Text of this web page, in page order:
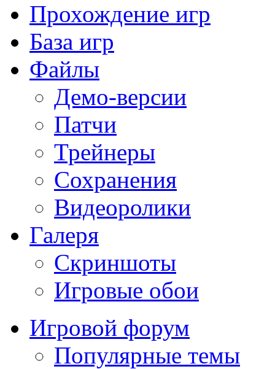
Прохождение игр
База игр
Файлы
Демо-версии
Патчи
Трейнеры
Сохранения
Видеоролики
Галеря
Скриншоты
Игровые обои
Игровой форум
Популярные темы